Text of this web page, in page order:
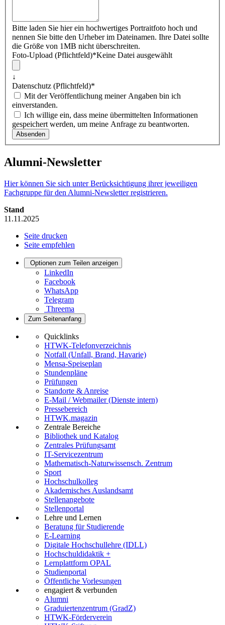
Bitte laden Sie hier ein hochwertiges Portraitfoto hoch und
nennen Sie bitte den Urheber im Dateinamen. Ihre Datei sollte
die Größe von 1MB nicht überschreiten.
Foto-Upload (Pflichtfeld)*Keine Datei ausgewählt
↓
Datenschutz (Pflichtfeld)*
einverstanden.
gespeichert werden, um meine Anfrage zu beantworten.
Alumni-Newsletter
Hier können Sie sich unter Berücksichtigung ihrer jeweiligen
Fachgruppe für den Alumni-Newsletter registrieren.
Stand
11.11.2025
Seite drucken
Seite empfehlen
Optionen zum Teilen anzeigen
LinkedIn
Facebook
WhatsApp
Telegram
Threema
Zum Seitenanfang
Quicklinks
HTWK-Telefonverzeichnis
Notfall (Unfall, Brand, Havarie)
Mensa-Speiseplan
Stundenpläne
Prüfungen
Standorte & Anreise
E-Mail / Webmailer (Dienste intern)
Pressebereich
HTWK.magazin
Zentrale Bereiche
Bibliothek und Katalog
Zentrales Prüfungsamt
IT-Servicezentrum
Mathematisch-Naturwissensch. Zentrum
Sport
Hochschulkolleg
Akademisches Auslandsamt
Stellenangebote
Stellenportal
Lehre und Lernen
Beratung für Studierende
E-Learning
Digitale Hochschullehre (IDLL)
Hochschuldidaktik +
Lernplattform OPAL
Studienportal
Öffentliche Vorlesungen
engagiert & verbunden
Alumni
Graduiertenzentrum (GradZ)
HTWK-Förderverein